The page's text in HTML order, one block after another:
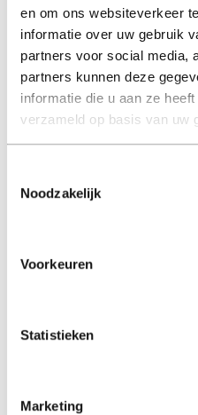
en om ons websiteverkeer
informatie over uw gebruik
partners voor social media,
partners kunnen deze
informatie die u aan ze
verzameld op basis van uw
Noodzakelijk
Voorkeuren
Statistieken
Marketing
Op zoek naar het echte
Zeeuwse me...
rachelle verhage
€ 15,00
Paperback - 2017